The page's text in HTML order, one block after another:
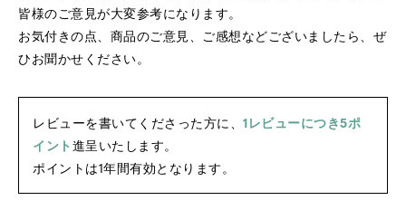
皆様のご意見が大変参考になります。
お気付きの点、商品のご意見、ご感想などございましたら、ぜ
ひお聞かせください。
レビューを書いてくださった方に、 1レビューにつき5ポ
イント 進呈いたします。
ポイントは1年間有効となります。